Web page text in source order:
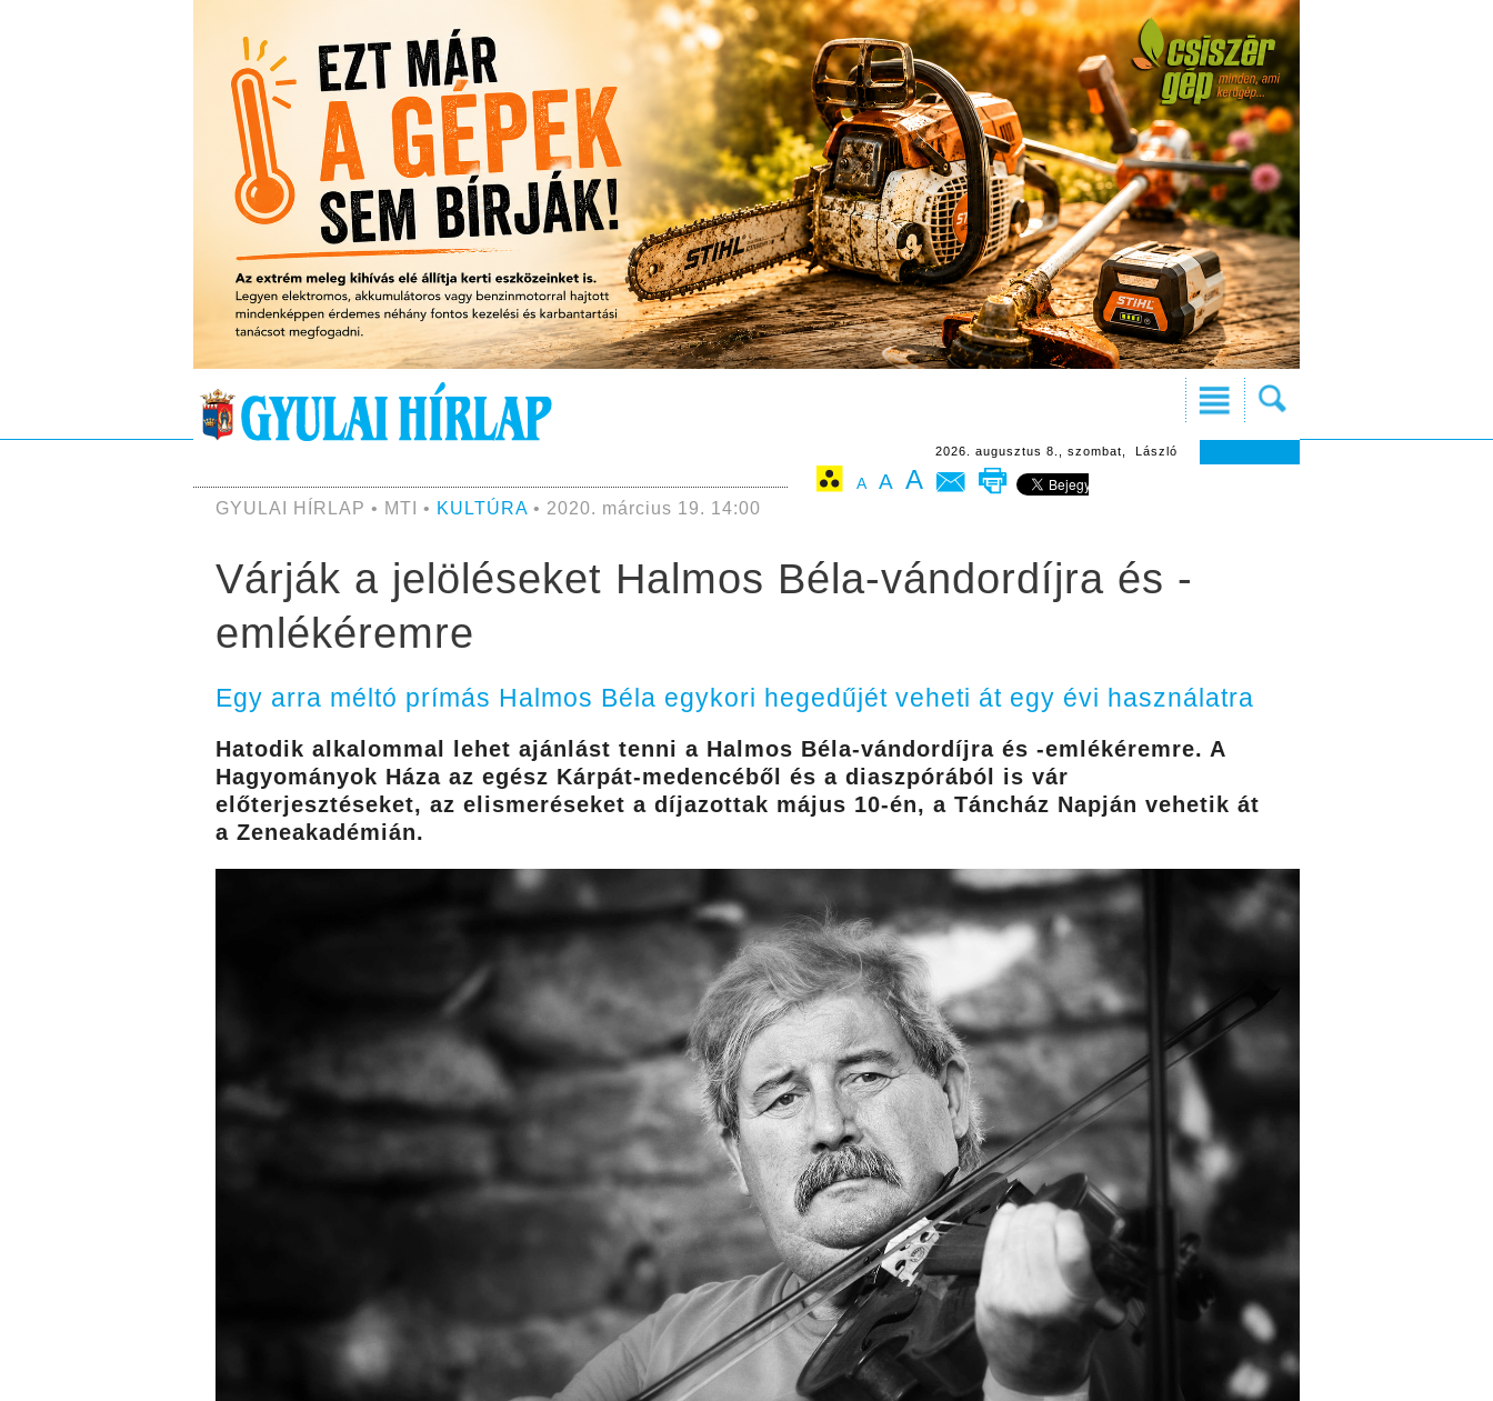
2026. augusztus 8., szombat, László
A A A
GYULAI HÍRLAP • MTI • KULTÚRA• 2020. március 19. 14:00
Várják a jelöléseket Halmos Béla-vándordíjra és -
emlékéremre
Egy arra méltó prímás Halmos Béla egykori hegedűjét veheti át egy évi használatra
Hatodik alkalommal lehet ajánlást tenni a Halmos Béla-vándordíjra és -emlékéremre. A
Hagyományok Háza az egész Kárpát-medencéből és a diaszpórából is vár
előterjesztéseket, az elismeréseket a díjazottak május 10-én, a Táncház Napján vehetik át
a Zeneakadémián.